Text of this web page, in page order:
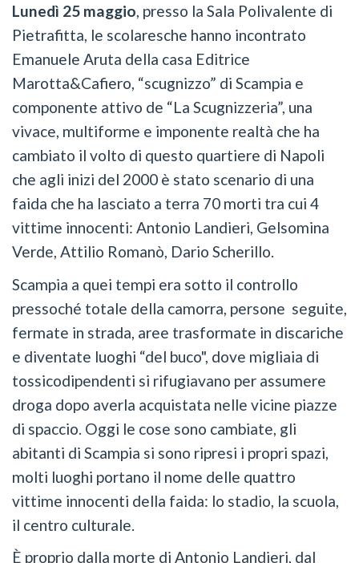
Lunedì 25 maggio, presso la Sala Polivalente di
Pietrafitta, le scolaresche hanno incontrato
Emanuele Aruta della casa Editrice
Marotta&Cafiero, “scugnizzo” di Scampia e
componente attivo de “La Scugnizzeria”, una
vivace, multiforme e imponente realtà che ha
cambiato il volto di questo quartiere di Napoli
che agli inizi del 2000 è stato scenario di una
faida che ha lasciato a terra 70 morti tra cui 4
vittime innocenti: Antonio Landieri, Gelsomina
Verde, Attilio Romanò, Dario Scherillo.
Scampia a quei tempi era sotto il controllo
pressoché totale della camorra, persone seguite,
fermate in strada, aree trasformate in discariche
e diventate luoghi “del buco", dove migliaia di
tossicodipendenti si rifugiavano per assumere
droga dopo averla acquistata nelle vicine piazze
di spaccio. Oggi le cose sono cambiate, gli
abitanti di Scampia si sono ripresi i propri spazi,
molti luoghi portano il nome delle quattro
vittime innocenti della faida: lo stadio, la scuola,
il centro culturale.
È proprio dalla morte di Antonio Landieri, dal